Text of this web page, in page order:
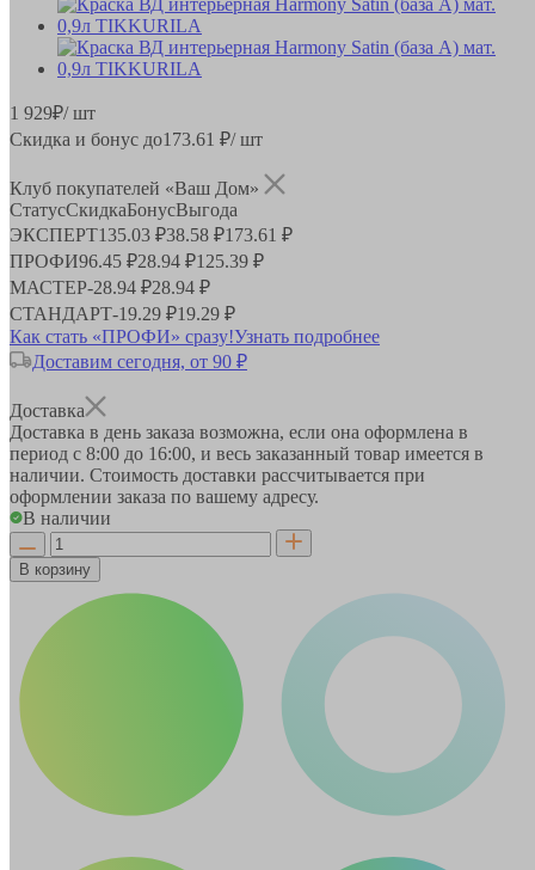
1 929₽/ шт
Скидка и бонус до173.61 ₽/ шт
Клуб покупателей «Ваш Дом»
СтатусСкидкаБонусВыгода
ЭКСПЕРТ135.03 ₽38.58 ₽173.61 ₽
ПРОФИ96.45 ₽28.94 ₽125.39 ₽
МАСТЕР-28.94 ₽28.94 ₽
СТАНДАРТ-19.29 ₽19.29 ₽
Как стать «ПРОФИ» сразу!Узнать подробнее
Доставим сегодня, от 90 ₽
Доставка
Доставка в день заказа возможна, если она оформлена в
период с 8:00 до 16:00, и весь заказанный товар имеется в
наличии. Стоимость доставки рассчитывается при
оформлении заказа по вашему адресу.
В наличии
В корзину